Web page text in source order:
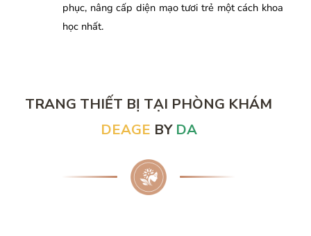
phục, nâng cấp diện mạo tươi trẻ một cách khoa
học nhất.
TRANG THIẾT BỊ TẠI PHÒNG KHÁM
DEAGE BY DA